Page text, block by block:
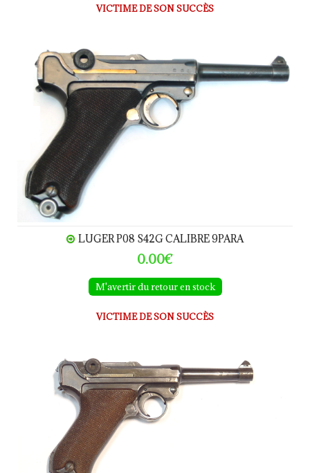
VICTIME DE SON SUCCÈS
LUGER P08 S42G calibre 9Para
LUGER P08 S42G CALIBRE 9PARA
0.00€
M'avertir du retour en stock
VICTIME DE SON SUCCÈS
LUGER P08 byf40 calibre 9Para